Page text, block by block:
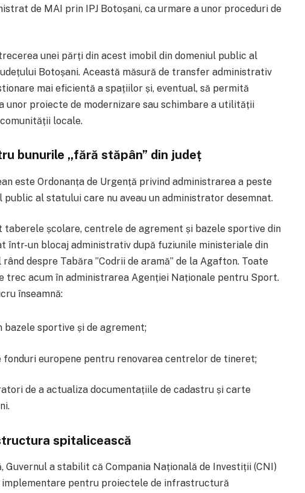
de MAI prin IPJ Botoșani, ca urmare a unor proceduri de
unei părți din acest imobil din domeniul public al
Botoșani. Această măsură de transfer administrativ
mai eficientă a spațiilor și, eventual, să permită
unor proiecte de modernizare sau schimbare a utilității
locale.
bunurile „fără stăpân” din județ
este Ordonanța de Urgență privind administrarea a peste
public al statului care nu aveau un administrator desemnat.
taberele școlare, centrele de agrement și bazele sportive din
într-un blocaj administrativ după fuziunile ministeriale din
despre Tabăra ”Codrii de aramă” de la Agafton. Toate
trec acum în administrarea Agenției Naționale pentru Sport.
înseamnă:
sportive și de agrement;
europene pentru renovarea centrelor de tineret;
de a actualiza documentațiile de cadastru și carte
spitalicească
Guvernul a stabilit că Compania Națională de Investiții (CNI)
implementare pentru proiectele de infrastructură